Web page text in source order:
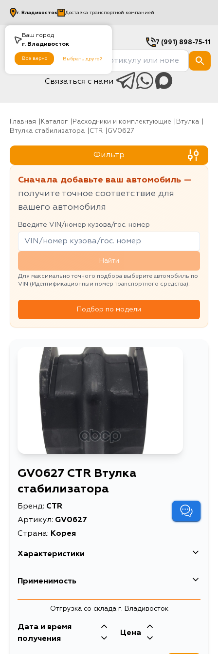
Ваш город
г. Владивосток
Все верно Выбрать другой
г. Владивосток Доставка транспортной компанией
7 (991) 898-75-11
Связаться с нами
Главная Каталог Расходники и комплектующие
Втулка
Втулка стабилизатора
CTR GV0627
Фильтр
Сначала добавьте ваш автомобиль —
получите точное соответствие для
вашего автомобиля
Введите VIN/номер кузова/гос. номер
Найти
Для максимально точного подбора выберите автомобиль по
VIN (Идентификационный номер транспортного средства).
Подбор по модели
GV0627 CTR Втулка
стабилизатора
Бренд: CTR
Артикул: GV0627
Страна: Корея
Характеристики
EAN-13
Длина упаковки, мм
Масса, кг 0.058
Применимость
Отгрузка со склада г. Владивосток
Дата и время
получения
Цена